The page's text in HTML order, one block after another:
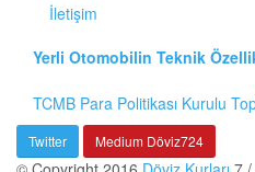
İletişim
Yerli Otomobilin Teknik
TCMB Para Politikası Kurulu
Twitter Medium Döviz724